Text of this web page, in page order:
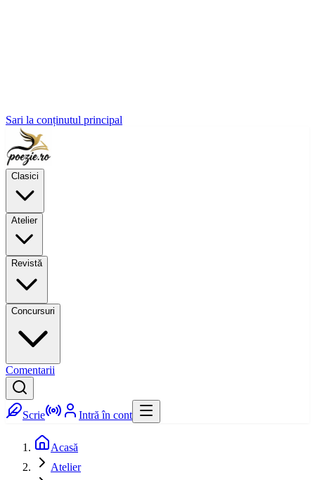
Sari la conținutul principal
Clasici
Atelier
Revistă
Concursuri
Comentarii
Scrie Intră în cont
Acasă
Atelier